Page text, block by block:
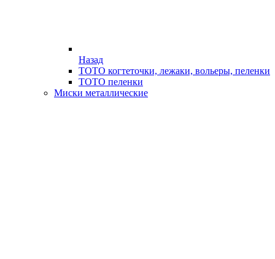
Назад
ТОТО когтеточки, лежаки, вольеры, пеленки
ТОТО пеленки
Миски металлические